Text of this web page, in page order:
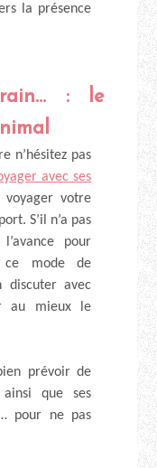
la présence
: le
n’hésitez pas
avec ses
votre
S’il n’a pas
pour
mode de
discuter avec
au mieux le
prévoir de
ainsi que ses
pour ne pas